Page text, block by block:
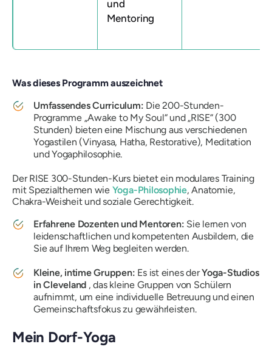
und
Mentoring
Was dieses Programm auszeichnet
Umfassendes Curriculum: Die 200-Stunden-
Programme „Awake to My Soul“ und „RISE“ (300
Stunden) bieten eine Mischung aus verschiedenen
Yogastilen (Vinyasa, Hatha, Restorative), Meditation
und Yogaphilosophie.
Der RISE 300-Stunden-Kurs bietet ein modulares Training
mit Spezialthemen wie Yoga-Philosophie, Anatomie,
Chakra-Weisheit und soziale Gerechtigkeit.
Erfahrene Dozenten und Mentoren: Sie lernen von
leidenschaftlichen und kompetenten Ausbildern, die
Sie auf Ihrem Weg begleiten werden.
Kleine, intime Gruppen: Es ist eines derYoga-Studios
in Cleveland , das kleine Gruppen von Schülern
aufnimmt, um eine individuelle Betreuung und einen
Gemeinschaftsfokus zu gewährleisten.
Mein Dorf-Yoga